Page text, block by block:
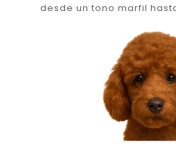
desde un tono marfil